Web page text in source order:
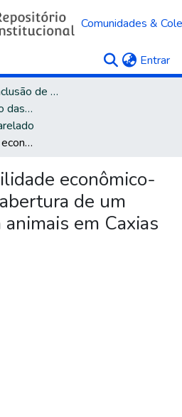
Comunidades &
Entrar
Trabalhos de Conclusão de Curso
Área do Conhecimento das Ciências Sociais Aplicadas
Análise da viabilidade econômico-financeira para abertura de um crematório para animais em Caxias do Sul
econômico-
de um
em Caxias